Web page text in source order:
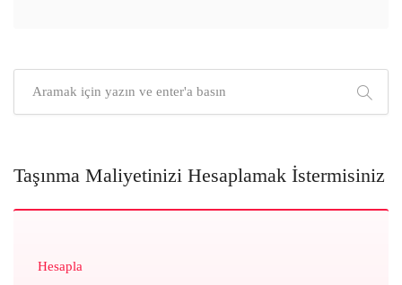
Taşınma Maliyetinizi Hesaplamak İstermisiniz
Hesapla